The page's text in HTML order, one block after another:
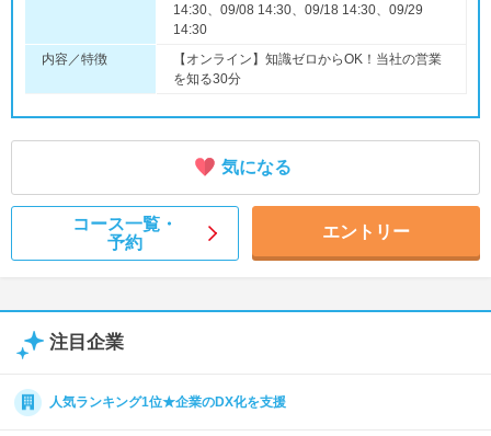
14:30、09/08 14:30、09/18 14:30、09/29
14:30
内容／特徴
【オンライン】知識ゼロからOK！当社の営業
を知る30分
気になる
コース一覧・
予約
エントリー
注目企業
人気ランキング1位★企業のDX化を支援